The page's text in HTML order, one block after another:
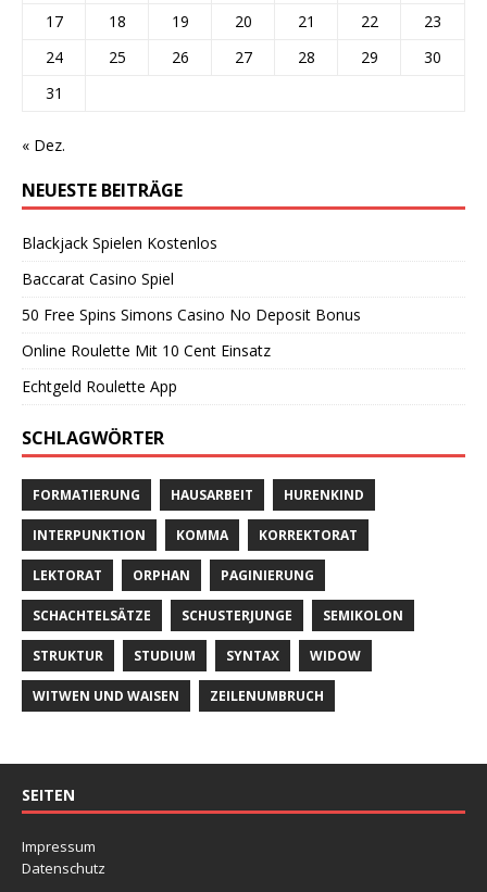
17
18 19 20 21 22
23
24
25 26 27 28 29
30
31
« Dez.
NEUESTE BEITRÄGE
Blackjack Spielen Kostenlos
Baccarat Casino Spiel
50 Free Spins Simons Casino No Deposit Bonus
Online Roulette Mit 10 Cent Einsatz
Echtgeld Roulette App
SCHLAGWÖRTER
FORMATIERUNG HAUSARBEIT HURENKIND
INTERPUNKTION KOMMA KORREKTORAT
LEKTORAT ORPHAN PAGINIERUNG
SCHACHTELSÄTZE SCHUSTERJUNGE SEMIKOLON
STRUKTUR STUDIUM SYNTAX WIDOW
WITWEN UND WAISEN ZEILENUMBRUCH
SEITEN
Impressum
Datenschutz